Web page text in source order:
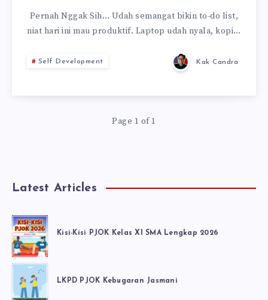
Pernah Nggak Sih… Udah semangat bikin to-do list,
niat hari ini mau produktif. Laptop udah nyala, kopi…
Self Development Kak Candra
Page 1 of 1
Latest Articles
Kisi-Kisi PJOK Kelas XI SMA Lengkap 2026
LKPD PJOK Kebugaran Jasmani